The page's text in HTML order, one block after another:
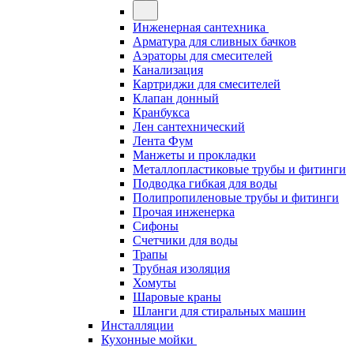
Инженерная сантехника
Арматура для сливных бачков
Аэраторы для смесителей
Канализация
Картриджи для смесителей
Клапан донный
Кранбукса
Лен сантехнический
Лента Фум
Манжеты и прокладки
Металлопластиковые трубы и фитинги
Подводка гибкая для воды
Полипропиленовые трубы и фитинги
Прочая инженерка
Сифоны
Счетчики для воды
Трапы
Трубная изоляция
Хомуты
Шаровые краны
Шланги для стиральных машин
Инсталляции
Кухонные мойки